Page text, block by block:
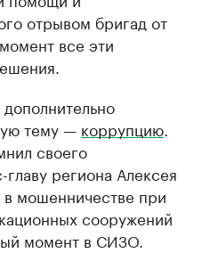
отрывом бригад от
все эти
тему — коррупцию.
своего
региона Алексея
мошенничестве при
сооружений
момент в СИЗО.